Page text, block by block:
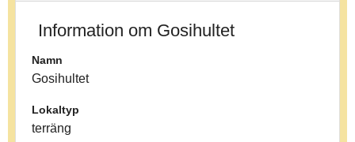
Information om Gosihultet
Namn
Gosihultet
Lokaltyp
terräng